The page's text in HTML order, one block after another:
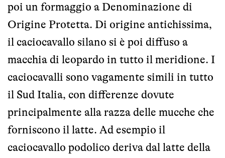
poi un formaggio a Denominazione di
Origine Protetta. Di origine antichissima,
il caciocavallo silano si è poi diffuso a
macchia di leopardo in tutto il meridione. I
caciocavalli sono vagamente simili in tutto
il Sud Italia, con differenze dovute
principalmente alla razza delle mucche che
forniscono il latte. Ad esempio il
caciocavallo podolico deriva dal latte della